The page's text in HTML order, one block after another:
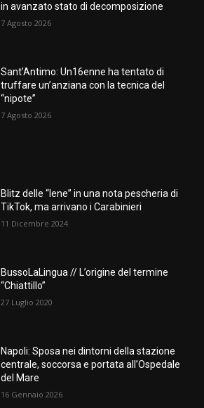
in avanzato stato di decomposizione
7 Agosto 2026
Sant’Antimo: Un16enne ha tentato di
truffare un’anziana con la tecnica del
“nipote”
7 Agosto 2026
Blitz delle “Iene” in una nota pescheria di
TikTok, ma arrivano i Carabinieri
11 Dicembre 2024
BussoLaLingua // L’origine del termine
“Chiattillo”
27 Luglio 2020
Napoli: Sposa nei dintorni della stazione
centrale, soccorsa e portata all’Ospedale
del Mare
16 Gennaio 2026